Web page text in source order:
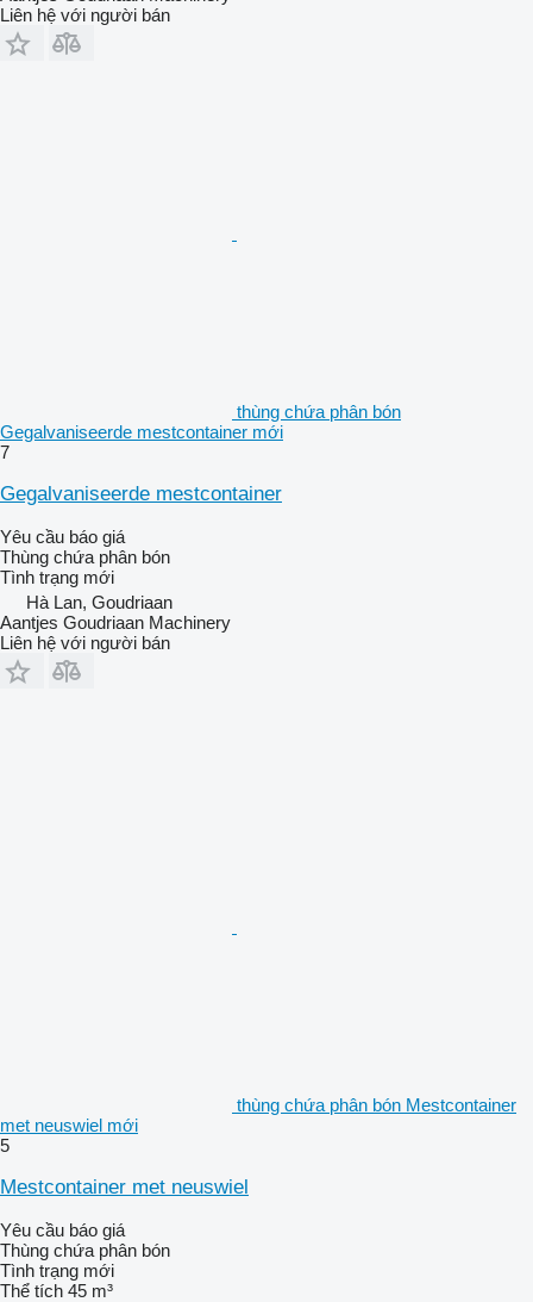
Liên hệ với người bán
thùng chứa phân bón
Gegalvaniseerde mestcontainer mới
7
Gegalvaniseerde mestcontainer
Yêu cầu báo giá
Thùng chứa phân bón
Tình trạng mới
Hà Lan, Goudriaan
Aantjes Goudriaan Machinery
Liên hệ với người bán
thùng chứa phân bón Mestcontainer
met neuswiel mới
5
Mestcontainer met neuswiel
Yêu cầu báo giá
Thùng chứa phân bón
Tình trạng mới
Thể tích 45 m³